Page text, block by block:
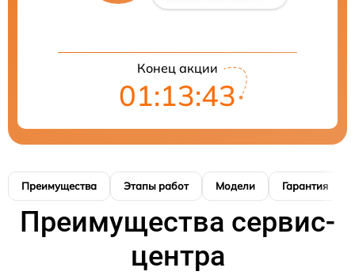
Конец акции
01:13:42
Преимущества Этапы работ Модели Гарантия
Преимущества сервис-
центра